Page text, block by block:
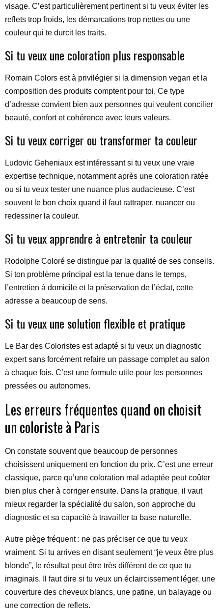
visage. C’est particulièrement pertinent si tu veux éviter les
reflets trop froids, les démarcations trop nettes ou une
couleur qui te durcit les traits.
Si tu veux une coloration plus responsable
Romain Colors est à privilégier si la dimension vegan et la
composition des produits comptent pour toi. Ce type
d’adresse convient bien aux personnes qui veulent concilier
beauté, confort et cohérence avec leurs valeurs.
Si tu veux corriger ou transformer ta couleur
Ludovic Geheniaux est intéressant si tu veux une vraie
expertise technique, notamment après une coloration ratée
ou si tu veux tester une nuance plus audacieuse. C’est
souvent le bon choix quand il faut rattraper, nuancer ou
redessiner la couleur.
Si tu veux apprendre à entretenir ta couleur
Rodolphe Coloré se distingue par la qualité de ses conseils.
Si ton problème principal est la tenue dans le temps,
l’entretien à domicile et la préservation de l’éclat, cette
adresse a beaucoup de sens.
Si tu veux une solution flexible et pratique
Le Bar des Coloristes est adapté si tu veux un diagnostic
expert sans forcément refaire un passage complet au salon
à chaque fois. C’est une formule utile pour les personnes
pressées ou autonomes.
Les erreurs fréquentes quand on choisit
un coloriste à Paris
On constate souvent que beaucoup de personnes
choisissent uniquement en fonction du prix. C’est une erreur
classique, parce qu’une coloration mal adaptée peut coûter
bien plus cher à corriger ensuite. Dans la pratique, il vaut
mieux regarder la spécialité du salon, son approche du
diagnostic et sa capacité à travailler ta base naturelle.
Autre piège fréquent : ne pas préciser ce que tu veux
vraiment. Si tu arrives en disant seulement “je veux être plus
blonde”, le résultat peut être très différent de ce que tu
imaginais. Il faut dire si tu veux un éclaircissement léger, une
couverture des cheveux blancs, une patine, un balayage ou
une correction de reflets.